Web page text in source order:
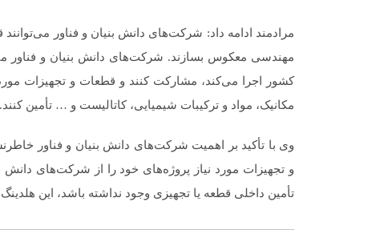
مرادمند ادامه داد: شرکت‌های دانش بنیان و فناور
مهندسی معکوس بسازند. شرکت‌های دانش بنیان و فناور
کشور اجرا می‌کند، مشارکت کنند و قطعات و تجهیزات
مکانیک، مواد و ترکیبات شیمیایی، کاتالیست و … تأمین کنند.
وی با تأکید بر اهمیت شرکت‌های دانش بنیان و فناور
و تجهیزات مورد نیاز پروژه‌های خود را از شرکت‌های دانش
تأمین داخلی قطعه یا تجهیزی وجود نداشته باشد، این